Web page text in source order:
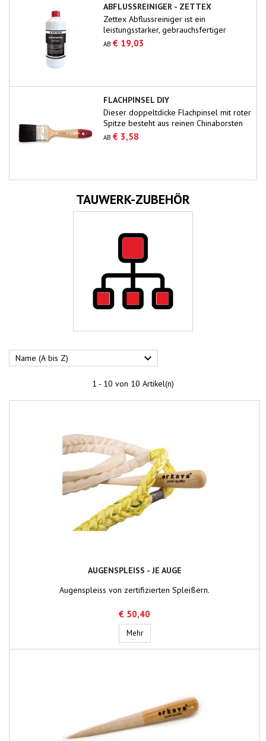
ABFLUSSREINIGER - ZETTEX
Zettex Abflussreiniger ist ein
leistungsstarker, gebrauchsfertiger
Reiniger, der alle Verstopfungen in
Abflüssen schnell beseitigt.Organische
sind.Nur für den professionellen
Einsatz.Sorgen Sie für...
AB € 19,03
FLACHPINSEL DIY
Dieser doppeltdicke Flachpinsel mit roter
Spitze besteht aus reinen Chinaborsten
mit 60/70 % Tops. Gute Malerqualität
zum Firnissen, Beizen und Lackieren
AB € 3,58
TAUWERK-ZUBEHÖR
Name (A bis Z) 
1 - 10 von 10 Artikel(n)
AUGENSPLEISS - JE AUGE
Augenspleiss von zertifizierten Spleißern.
€ 50,40
MehrAugenspleiss - je Auge